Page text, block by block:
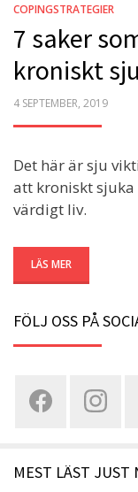
COPINGSTRATEGIER
7 saker
kroniskt
POSTED
4 SEPTEMBER, 2019
Det här är sju
att kroniskt
värdigt liv.
LÄS MER
FÖLJ OSS PÅ
MEST LÄST JUST